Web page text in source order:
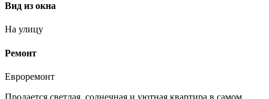
Вид из окна
На улицу
Ремонт
Евроремонт
Продается светлая, солнечная и уютная квартира в самом